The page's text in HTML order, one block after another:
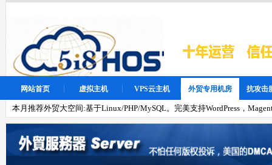
网站首页 虚拟主机 VPS云主机 外贸专用机房 抗攻击
本月推荐外贸大空间:基于Linux/PHP/MySQL。完美支持WordPress，